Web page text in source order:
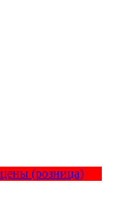
(розница)